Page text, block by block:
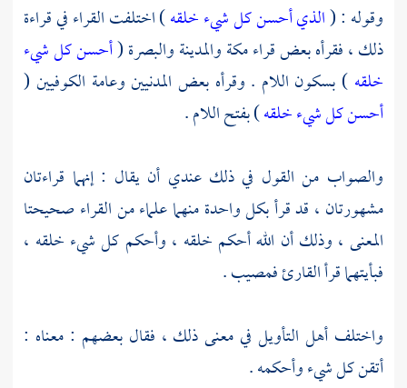
وقوله : (الذي أحسن كل شيء خلقه) اختلفت القراء في قراءة
ذلك ، فقرأه بعضقراء مكةوالمدينةوالبصرة(أحسن كل شيء
خلقه ) بسكون اللام . وقرأه بعض المدنيينوعامة الكوفيين (
أحسن كل شيء خلقه) بفتح اللام .
والصواب من القول في ذلك عندي أن يقال : إنهما قراءتان
مشهورتان ، قد قرأ بكل واحدة منهما علماء من القراء صحيحتا
المعنى ، وذلك أن الله أحكم خلقه ، وأحكم كل شيء خلقه ،
فبأيتهما قرأ القارئ فمصيب .
واختلف أهل التأويل في معنى ذلك ، فقال بعضهم : معناه :
أتقن كل شيء وأحكمه .